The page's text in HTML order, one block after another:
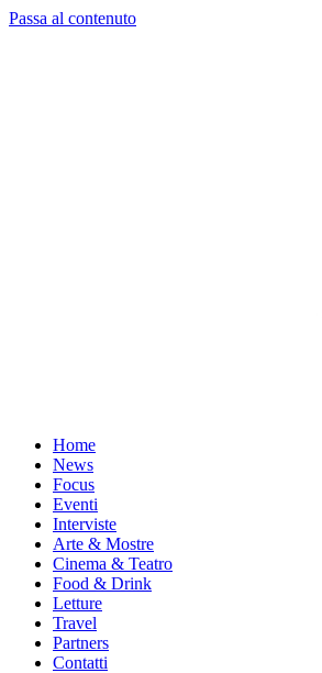
Passa al contenuto
Home
News
Focus
Eventi
Interviste
Arte & Mostre
Cinema & Teatro
Food & Drink
Letture
Travel
Partners
Contatti